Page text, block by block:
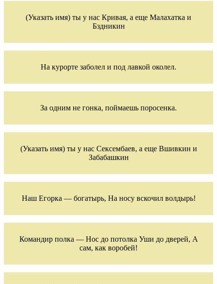
(Указать имя) ты у нас Кривая, а еще Малахатка и
Бздникин
На курорте заболел и под лавкой околел.
За одним не гонка, поймаешь поросенка.
(Указать имя) ты у нас Сексембаев, а еще Вшивкин и
Забабашкин
Наш Егорка — богатырь, На носу вскочил волдырь!
Командир полка — Нос до потолка Уши до дверей, А
сам, как воробей!